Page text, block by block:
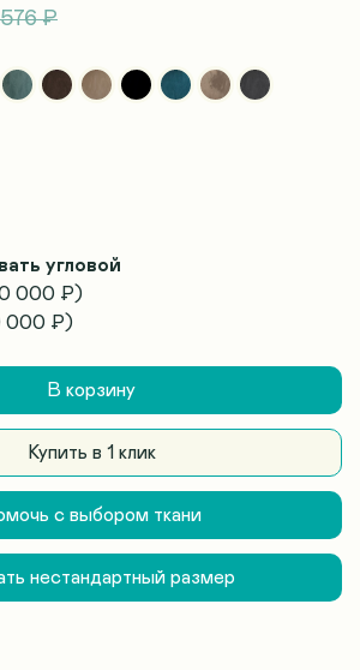
₽
угловой
000 ₽)
000 ₽)
В корзину
Купить в 1 клик
с выбором ткани
нестандартный размер